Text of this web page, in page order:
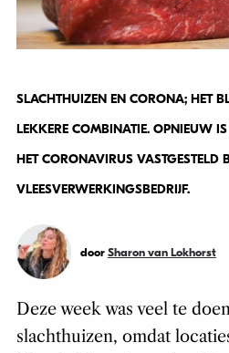
SLACHTHUIZEN EN CORONA; HET
LEKKERE COMBINATIE. OPNIEUW
HET CORONAVIRUS VASTGESTELD
VLEESVERWERKINGSBEDRIJF.
door Sharon van Lokhorst
Deze week was veel te
slachthuizen, omdat